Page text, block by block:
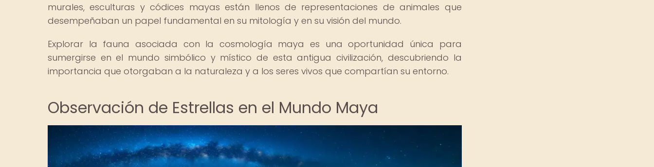
murales, esculturas y códices mayas están llenos de representaciones de animales que
desempeñaban un papel fundamental en su mitología y en su visión del mundo.
Explorar la fauna asociada con la cosmología maya es una oportunidad única para
sumergirse en el mundo simbólico y místico de esta antigua civilización, descubriendo la
importancia que otorgaban a la naturaleza y a los seres vivos que compartían su entorno.
Observación de Estrellas en el Mundo Maya